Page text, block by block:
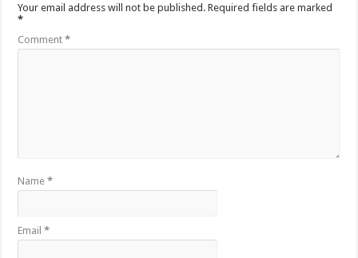
Your email address will not be published. Required fields are marked
*
Comment*
Name*
Email*